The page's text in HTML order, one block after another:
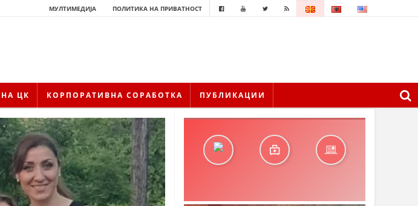
МУЛТИМЕДИЈА ПОЛИТИКА НА ПРИВАТНОСТ
ЦК КОРПОРАТИВНА СОРАБОТКА ПУБЛИКАЦИИ